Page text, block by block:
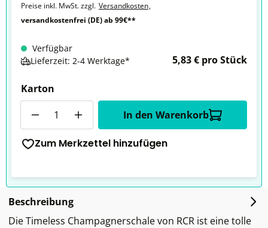
Preise inkl. MwSt. zzgl. Versandkosten,
versandkostenfrei (DE) ab 99€**
Verfügbar
Lieferzeit: 2-4 Werktage*
5,83 € pro Stück
Karton
In den Warenkorb
Zum Merkzettel hinzufügen
Beschreibung
Die Timeless Champagnerschale von RCR ist eine tolle